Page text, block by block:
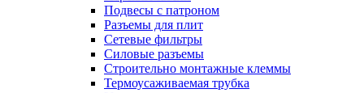
Подвесы с патроном
Разъемы для плит
Сетевые фильтры
Силовые разъемы
Строительно монтажные клеммы
Термоусаживаемая трубка